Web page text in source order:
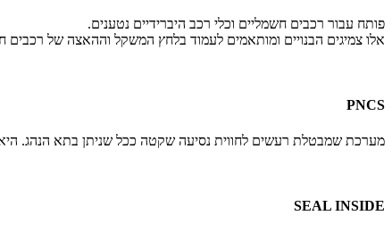
פותח עבור רכבים חשמליים וכלי רכב היברידיים נטענים.
אלו צמיגים הבנויים ומותאמים לעמוד בלחץ המשקל וההאצה של רכבים
PNCS
מערכת שמבטלת רעשים לחווית נסיעה שקטה ככל שניתן בתא הנהג.
SEAL INSIDE